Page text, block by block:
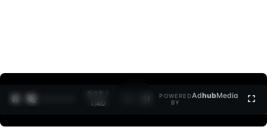
0:12 /
1:40
POWERED
BY
AdhubMedia